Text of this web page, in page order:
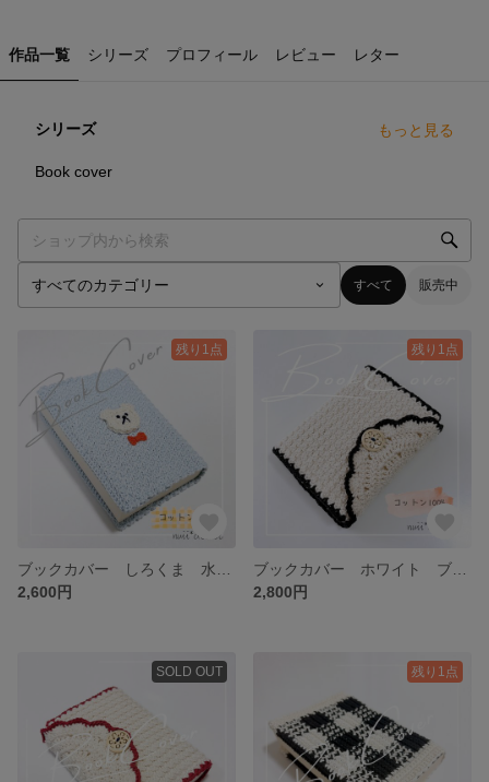
作品一覧 シリーズ プロフィール レビュー レター
シリーズ もっと見る
Book cover
すべて 販売中
残り1点
2,600円
残り1点
2,800円
SOLD OUT 残り1点